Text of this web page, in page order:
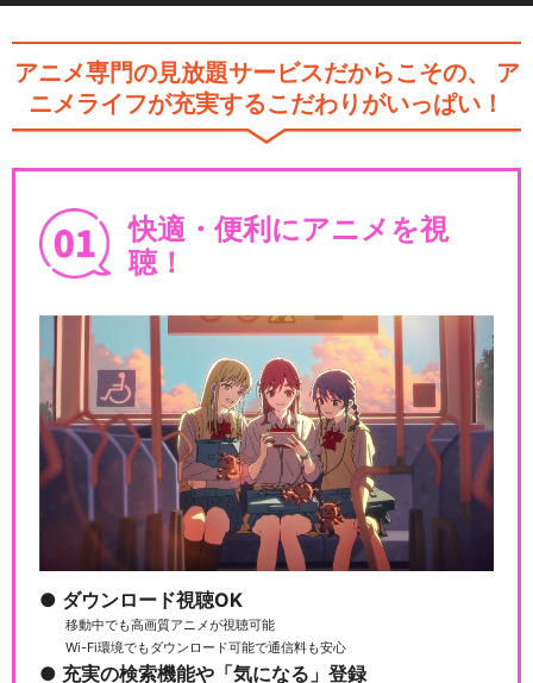
アニメ専門の見放題サービスだからこその、
ア
ニメライフが充実するこだわりがいっぱい！
快適・便利にアニメを視
聴！
ダウンロード視聴OK
移動中でも高画質アニメが視聴可能
Wi-Fi環境でもダウンロード可能で通信料も安心
充実の検索機能や「気になる」登録